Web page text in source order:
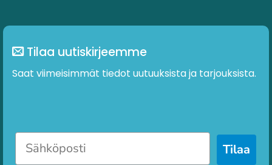
Tilaa uutiskirjeemme
Saat viimeisimmät tiedot uutuuksista ja tarjouksista.
Tilaa